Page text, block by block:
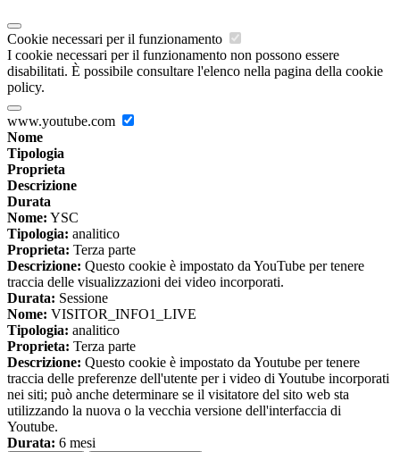
Cookie necessari per il funzionamento
I cookie necessari per il funzionamento non possono essere
disabilitati. È possibile consultare l'elenco nella pagina della cookie
policy.
www.youtube.com
Nome
Tipologia
Proprieta
Descrizione
Durata
Nome: YSC
Tipologia: analitico
Proprieta: Terza parte
Descrizione: Questo cookie è impostato da YouTube per tenere
traccia delle visualizzazioni dei video incorporati.
Durata: Sessione
Nome: VISITOR_INFO1_LIVE
Tipologia: analitico
Proprieta: Terza parte
Descrizione: Questo cookie è impostato da Youtube per tenere
traccia delle preferenze dell'utente per i video di Youtube incorporati
nei siti; può anche determinare se il visitatore del sito web sta
utilizzando la nuova o la vecchia versione dell'interfaccia di
Youtube.
Durata: 6 mesi